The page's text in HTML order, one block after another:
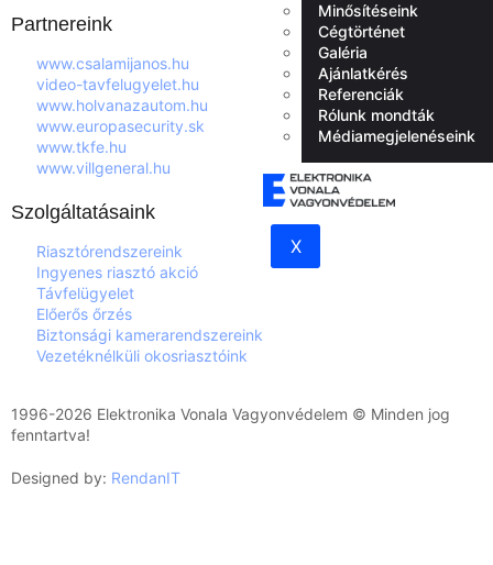
Minősítéseink
Cégtörténet
Galéria
Ajánlatkérés
Referenciák
Rólunk mondták
Médiamegjelenéseink
X
Partnereink
www.csalamijanos.hu
video-tavfelugyelet.hu
www.holvanazautom.hu
www.europasecurity.sk
www.tkfe.hu
www.villgeneral.hu
Szolgáltatásaink
Riasztórendszereink
Ingyenes riasztó akció
Távfelügyelet
Előerős őrzés
Biztonsági kamerarendszereink
Vezetéknélküli okosriasztóink
1996-2026 Elektronika Vonala Vagyonvédelem © Minden jog
fenntartva!
Designed by: RendanIT